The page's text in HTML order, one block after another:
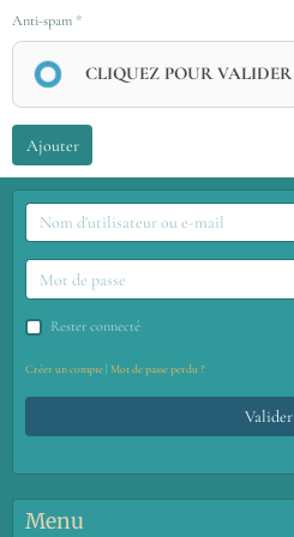
Anti-spam
CLIQUEZ POUR VALIDER
Ajouter
Rester connecté
Créer un compte| Mot de passe perdu ?
Valider
Menu